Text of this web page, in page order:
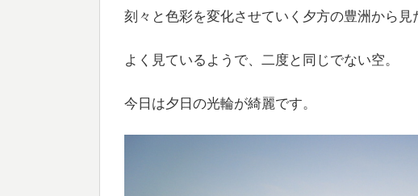
刻々と色彩を変化させていく夕方の豊洲から見
よく見ているようで、二度と同じでない空。
今日は夕日の光輪が綺麗です。